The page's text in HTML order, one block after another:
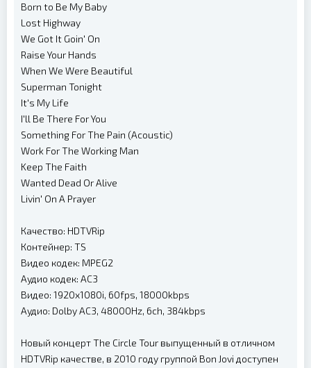
Born to Be My Baby
Lost Highway
We Got It Goin' On
Raise Your Hands
When We Were Beautiful
Superman Tonight
It's My Life
I'll Be There For You
Something For The Pain (Acoustic)
Work For The Working Man
Keep The Faith
Wanted Dead Or Alive
Livin' On A Prayer
Качество: HDTVRip
Контейнер: TS
Видео кодек: MPEG2
Аудио кодек: AC3
Видео: 1920x1080i, 60fps, 18000kbps
Аудио: Dolby AC3, 48000Hz, 6ch, 384kbps
Новый концерт The Circle Tour выпущенный в отличном
HDTVRip качестве, в 2010 году группой Bon Jovi доступен